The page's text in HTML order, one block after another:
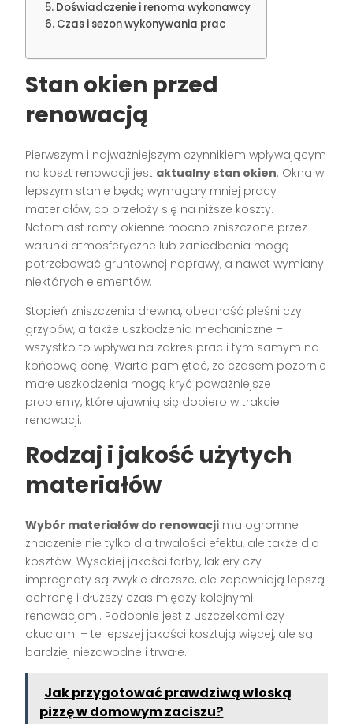
Doświadczenie i renoma wykonawcy
Czas i sezon wykonywania prac
Stan okien przed
renowacją
Pierwszym i najważniejszym czynnikiem wpływającym
na koszt renowacji jest aktualny stan okien. Okna w
lepszym stanie będą wymagały mniej pracy i
materiałów, co przełoży się na niższe koszty.
Natomiast ramy okienne mocno zniszczone przez
warunki atmosferyczne lub zaniedbania mogą
potrzebować gruntownej naprawy, a nawet wymiany
niektórych elementów.
Stopień zniszczenia drewna, obecność pleśni czy
grzybów, a także uszkodzenia mechaniczne –
wszystko to wpływa na zakres prac i tym samym na
końcową cenę. Warto pamiętać, że czasem pozornie
małe uszkodzenia mogą kryć poważniejsze
problemy, które ujawnią się dopiero w trakcie
renowacji.
Rodzaj i jakość użytych
materiałów
Wybór materiałów do renowacji ma ogromne
znaczenie nie tylko dla trwałości efektu, ale także dla
kosztów. Wysokiej jakości farby, lakiery czy
impregnaty są zwykle droższe, ale zapewniają lepszą
ochronę i dłuższy czas między kolejnymi
renowacjami. Podobnie jest z uszczelkami czy
okuciami – te lepszej jakości kosztują więcej, ale są
bardziej niezawodne i trwałe.
Jak przygotować prawdziwą włoską
pizzę w domowym zaciszu?